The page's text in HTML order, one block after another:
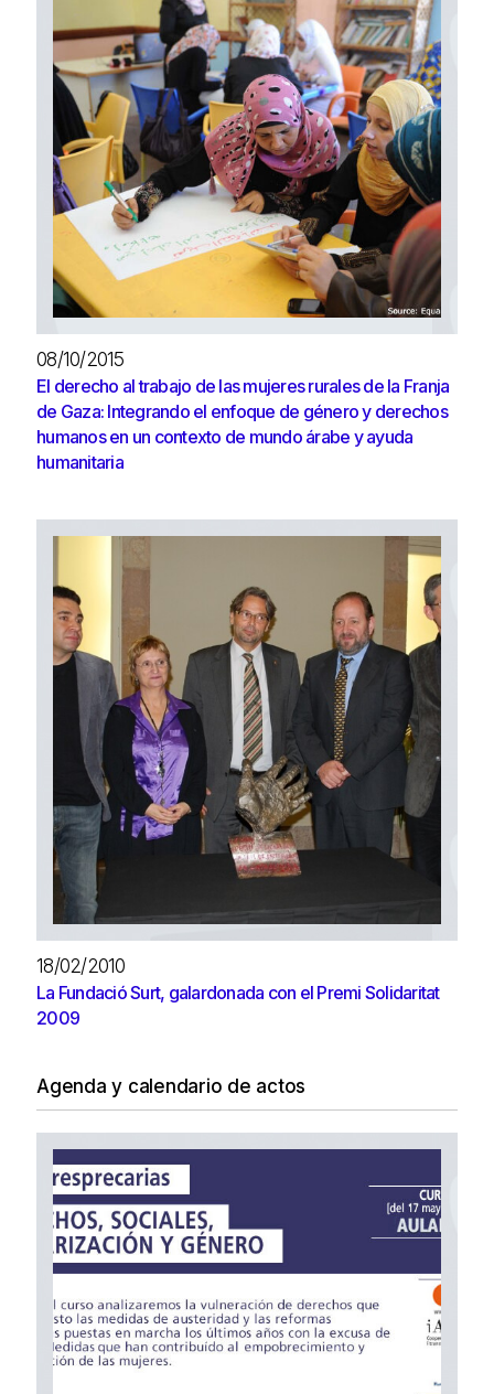
08/10/2015
El derecho al trabajo de las mujeres rurales de la Franja
de Gaza: Integrando el enfoque de género y derechos
humanos en un contexto de mundo árabe y ayuda
humanitaria
18/02/2010
La Fundació Surt, galardonada con el Premi Solidaritat
2009
Agenda y calendario de actos